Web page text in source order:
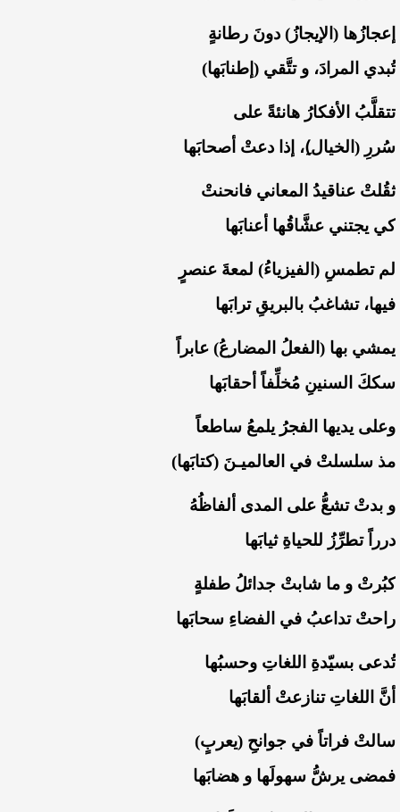
‏إعجازُها (الإيجازُ) دونَ رطانةٍ
‏تُبدي المرادَ، و تتَّقي (إطنابَها)
‏تتقلَّبُ الأفكارُ هانئةً على
‏سُررِ (الخيال)ِ، إذا دعتْ أصحابَها
‏ثقُلتْ عناقيدُ المعاني فانحنتْ
‏كي يجتني عشَّاقُها أعنابَها
‏لم تطمسِ (الفيزياءُ) لمعةَ عنصرٍ
‏فيها، تشاغبُ بالبريقِ ترابَها
‏يمشي بها (الفعلُ المضارعُ) عابراً
‏سككَ السنينِ مُخلِّفاً أحقابَها
‏وعلى يديها الفجرُ يلمعُ ساطعاً
‏مذ سلسلتْ في العالميـنَ (كتابَها)
‏و بدتْ تشعُّ على المدى ألفاظُهُ
‏درراً تطرِّزُ للحياةِ ثيابَها
‏كبُرتْ و ما شابتْ جدائلُ طفلةٍ
‏راحتْ تداعبُ في الفضاءِ سحابَها
‏تُدعى بسيّدةِ اللغاتِ وحسبُها
‏أنَّ اللغاتِ تنازعتْ ألقابَها
‏سالتْ فراتاً في جوانحِ (يعربٍ)
‏فمضى يرشُّ سهولَها و هضابَها